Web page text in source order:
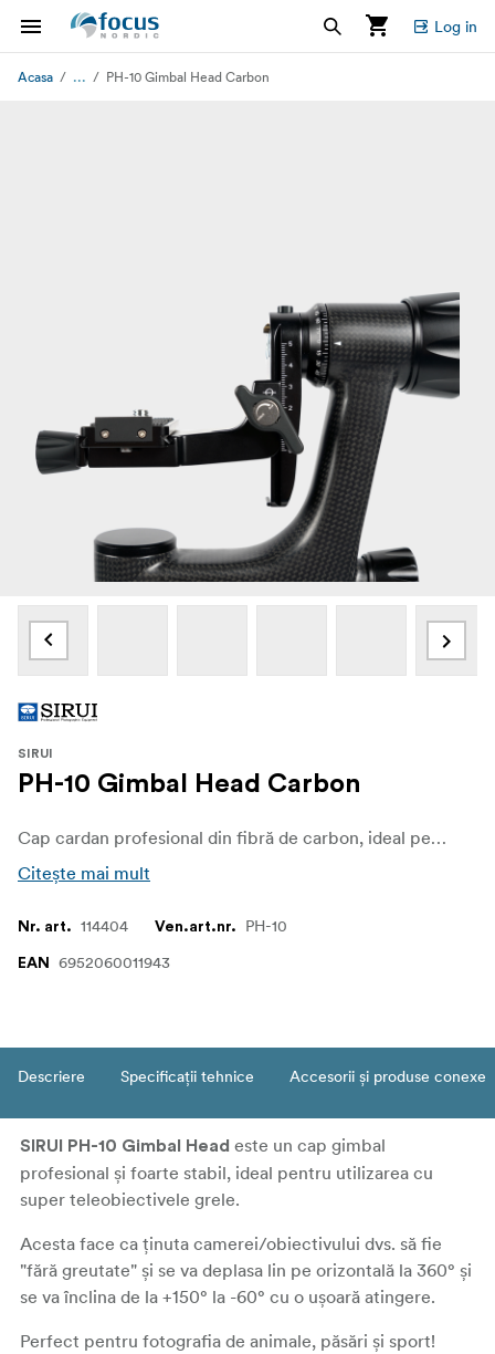
Log in
Acasa ... PH-10 Gimbal Head Carbon
SIRUI
PH-10 Gimbal Head Carbon
Cap cardan profesional din fibră de carbon, ideal pentru fotografierea cu teleobiective lungi și grele.
Citește mai mult
Nr. art. 114404 Ven.art.nr. PH-10
EAN 6952060011943
Descriere Specificații tehnice Accesorii și produse conexe
SIRUI PH-10 Gimbal Head este un cap gimbal
profesional și foarte stabil, ideal pentru utilizarea cu
super teleobiectivele grele.
Acesta face ca ținuta camerei/obiectivului dvs. să fie
"fără greutate" și se va deplasa lin pe orizontală la 360° și
se va înclina de la +150° la -60° cu o ușoară atingere.
Perfect pentru fotografia de animale, păsări și sport!